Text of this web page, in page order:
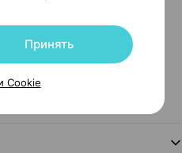
Принять
Cookie